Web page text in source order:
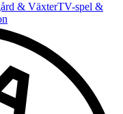
& VäxterTV-spel &